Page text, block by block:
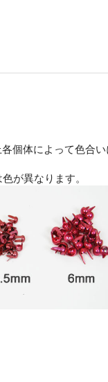
個体によって色合
が異なります。